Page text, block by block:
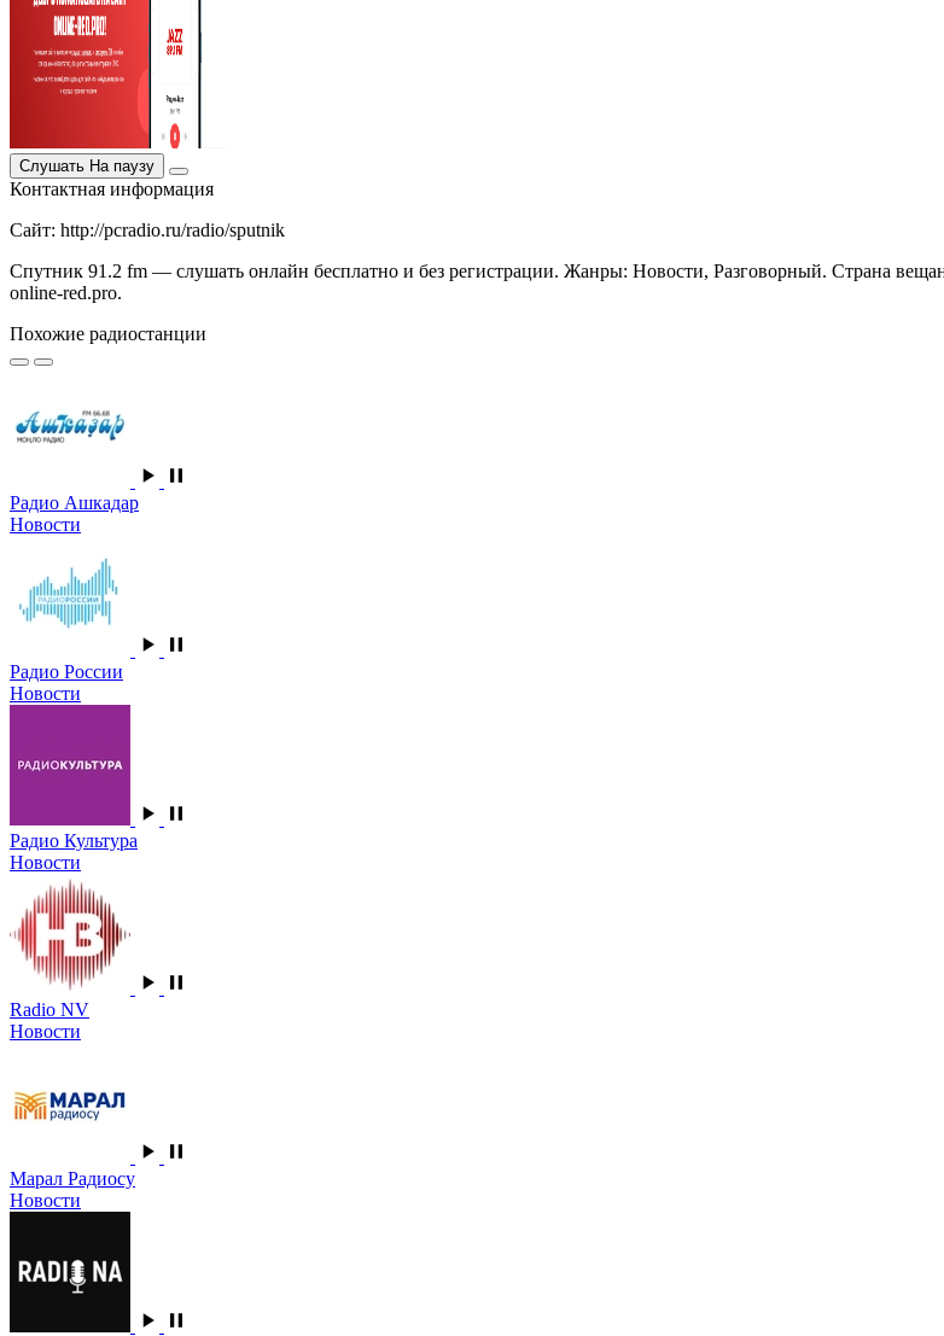
Слушать На паузу
Контактная информация
Сайт: http://pcradio.ru/radio/sputnik
Спутник 91.2 fm — слушать онлайн бесплатно и без регистрации. Жанры: Новости, Разговорный. Страна
online-red.pro.
Похожие радиостанции
Радио Ашкадар
Новости
Радио России
Новости
Радио Культура
Новости
Radio NV
Новости
Марал Радиосу
Новости